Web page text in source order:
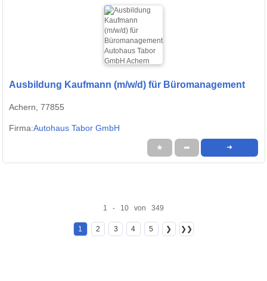
Ausbildung Kaufmann (m/w/d) für Büromanagement
Achern, 77855
Firma:Autohaus Tabor GmbH
★ ➦ ➜
1 - 10 von 349
1 2 3 4 5 ❯ ❯❯